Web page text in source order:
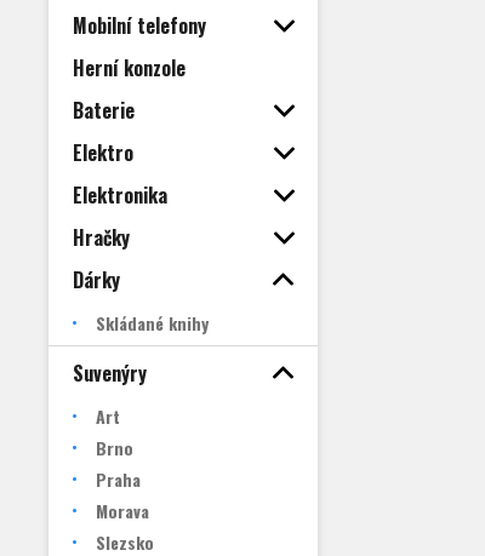
Mobilní telefony
Herní konzole
Baterie
Elektro
Elektronika
Hračky
Dárky
Skládané knihy
Suvenýry
Art
Brno
Praha
Morava
Slezsko